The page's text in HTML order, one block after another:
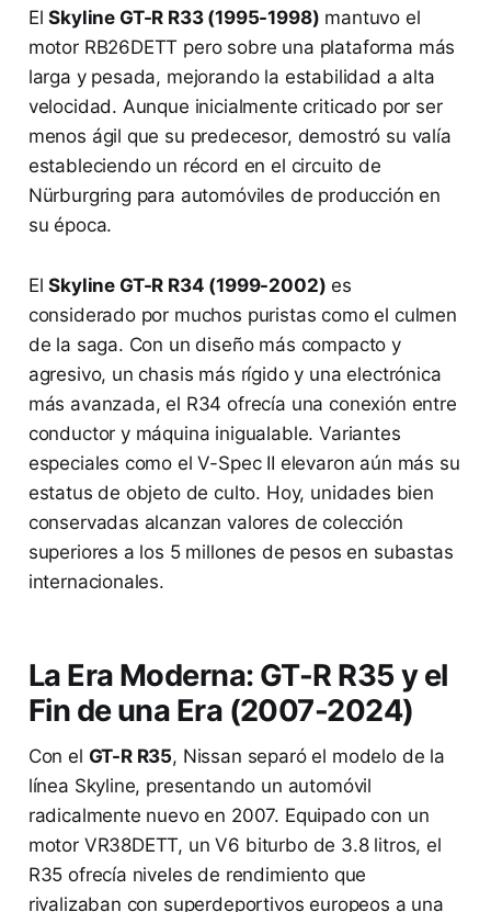
ElSkyline GT-R R33 (1995-1998) mantuvo el
motor RB26DETT pero sobre una plataforma más
larga y pesada, mejorando la estabilidad a alta
velocidad. Aunque inicialmente criticado por ser
menos ágil que su predecesor, demostró su valía
estableciendo un récord en el circuito de
Nürburgring para automóviles de producción en
su época.
ElSkyline GT-R R34 (1999-2002) es
considerado por muchos puristas como el culmen
de la saga. Con un diseño más compacto y
agresivo, un chasis más rígido y una electrónica
más avanzada, el R34 ofrecía una conexión entre
conductor y máquina inigualable. Variantes
especiales como el V-Spec II elevaron aún más su
estatus de objeto de culto. Hoy, unidades bien
conservadas alcanzan valores de colección
superiores a los 5 millones de pesos en subastas
internacionales.
La Era Moderna: GT-R R35 y el
Fin de una Era (2007-2024)
Con el GT-R R35, Nissan separó el modelo de la
línea Skyline, presentando un automóvil
radicalmente nuevo en 2007. Equipado con un
motor VR38DETT, un V6 biturbo de 3.8 litros, el
R35 ofrecía niveles de rendimiento que
rivalizaban con superdeportivos europeos a una